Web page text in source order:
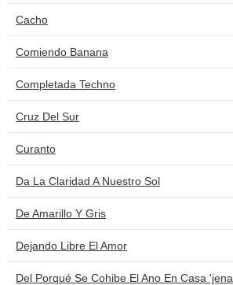
Cacho
Comiendo Banana
Completada Techno
Cruz Del Sur
Curanto
Da La Claridad A Nuestro Sol
De Amarillo Y Gris
Dejando Libre El Amor
Del Porqué Se Cohibe El Ano En Casa 'jena